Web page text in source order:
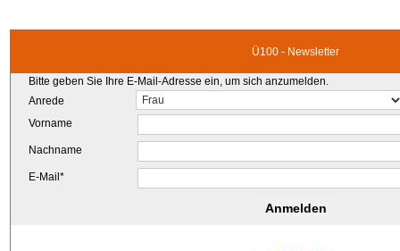
Ü100 - Newsletter
Bitte geben Sie Ihre E-Mail-Adresse ein, um sich anzumelden.
Anrede
Vorname
Nachname
E-Mail*
Anmelden